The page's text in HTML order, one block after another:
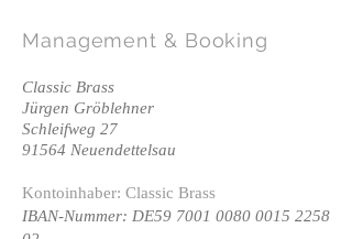
Management & Booking
Classic Brass
Jürgen Gröblehner
Schleifweg 27
91564 Neuendettelsau
Kontoinhaber: Classic Brass
IBAN-Nummer: DE59 7001 0080 0015 2258